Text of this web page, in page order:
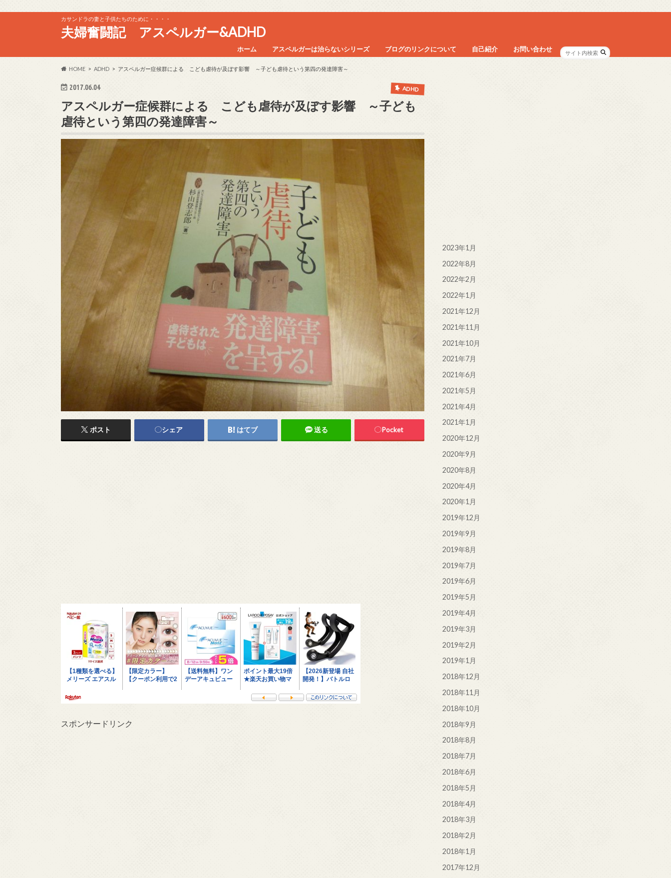
カサンドラの妻と子供たちのために・・・・
夫婦奮闘記 アスペルガー&ADHD
ホーム アスペルガーは治らないシリーズ ブログのリンクについて 自己紹介 お問い合わせ
HOME ADHD アスペルガー症候群による こども虐待が及ぼす影響 ～子ども虐待という第四の発達障害～
2017.06.04 ADHD
アスペルガー症候群による こども虐待が及ぼす影響 ～子ども
虐待という第四の発達障害～
ポスト シェア はてブ 送る Pocket
スポンサードリンク
2023年1月
2022年8月
2022年2月
2022年1月
2021年12月
2021年11月
2021年10月
2021年7月
2021年6月
2021年5月
2021年4月
2021年1月
2020年12月
2020年9月
2020年8月
2020年4月
2020年1月
2019年12月
2019年9月
2019年8月
2019年7月
2019年6月
2019年5月
2019年4月
2019年3月
2019年2月
2019年1月
2018年12月
2018年11月
2018年10月
2018年9月
2018年8月
2018年7月
2018年6月
2018年5月
2018年4月
2018年3月
2018年2月
2018年1月
2017年12月